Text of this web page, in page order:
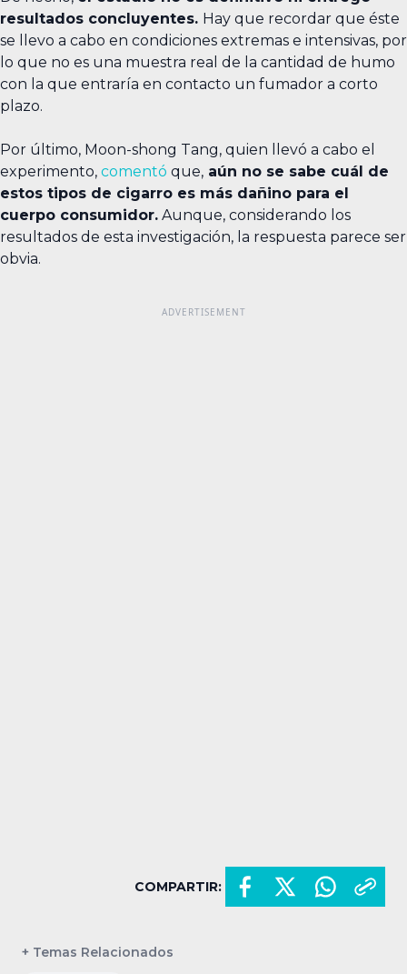
resultados concluyentes. Hay que recordar que éste
se llevo a cabo en condiciones extremas e intensivas, por
lo que no es una muestra real de la cantidad de humo
con la que entraría en contacto un fumador a corto
plazo.
Por último, Moon-shong Tang, quien llevó a cabo el
experimento, comentó que, aún no se sabe cuál de
estos tipos de cigarro es más dañino para el
cuerpo consumidor. Aunque, considerando los
resultados de esta investigación, la respuesta parece ser
obvia.
COMPARTIR:
+ Temas Relacionados